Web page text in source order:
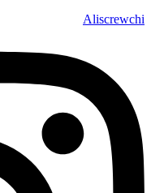
Aliscrewchi